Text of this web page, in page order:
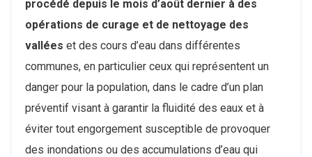
procédé depuis le mois d’août dernier à des
opérations de curage et de nettoyage des
vallées et des cours d’eau dans différentes
communes, en particulier ceux qui représentent un
danger pour la population, dans le cadre d’un plan
préventif visant à garantir la fluidité des eaux et à
éviter tout engorgement susceptible de provoquer
des inondations ou des accumulations d’eau qui